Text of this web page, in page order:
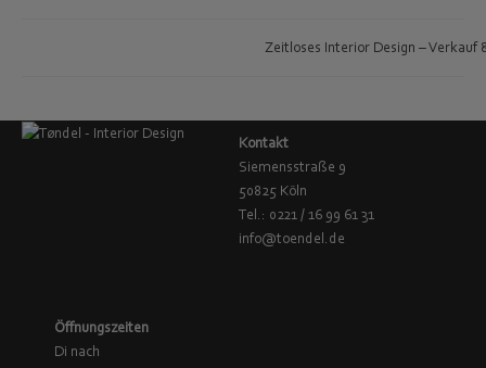
Zeitloses Interior Design – Verkauf
Kontakt
Siemensstraße 9
50825 Köln
Tel.: 0221 / 16 99 61 31
info@toendel.de
Öffnungszeiten
Di nach